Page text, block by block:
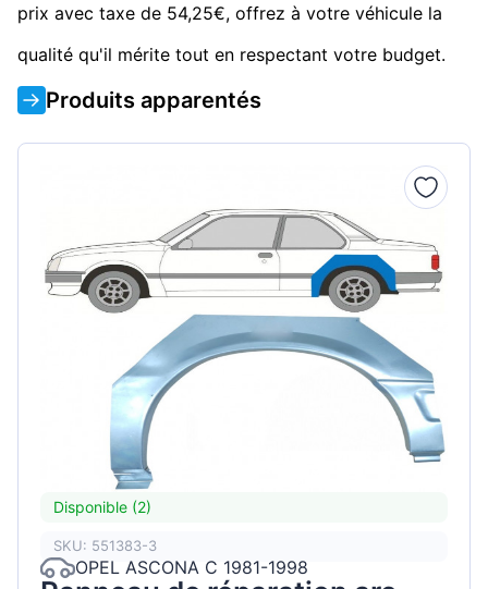
prix avec taxe de 54,25€, offrez à votre véhicule la
qualité qu'il mérite tout en respectant votre budget.
Produits apparentés
Disponible (2)
SKU: 551383-3
OPEL ASCONA C 1981-1998